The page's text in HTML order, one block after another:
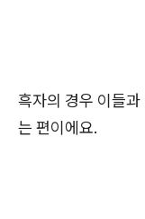
흑자의 경우 이들
는 편이에요.